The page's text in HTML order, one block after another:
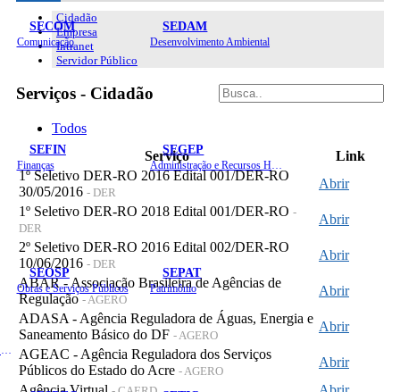
SECOM
Comunicação
SEDAM
Desenvolvimento Ambiental
SEFIN
Finanças
SEGEP
SEOSP
Obras e Serviços Públicos
SEPAT
Patrimônio
Cidadão
Empresa
Intranet
Servidor Público
Serviços - Cidadão
Todos
Serviço
Link
1º Seletivo DER-RO 2016 Edital 001/DER-RO
30/05/2016 - DER
Abrir
1º Seletivo DER-RO 2018 Edital 001/DER-RO -
DER
Abrir
2º Seletivo DER-RO 2016 Edital 002/DER-RO
10/06/2016 - DER
Abrir
ABAR - Associação Brasileira de Agências de
Regulação- AGERO
Abrir
ADASA - Agência Reguladora de Águas, Energia e
Saneamento Básico do DF - AGERO
Abrir
AGEAC - Agência Reguladora dos Serviços
Públicos do Estado do Acre - AGERO
Abrir